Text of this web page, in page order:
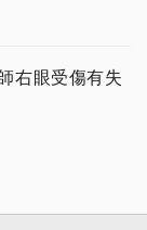
右眼受傷有失